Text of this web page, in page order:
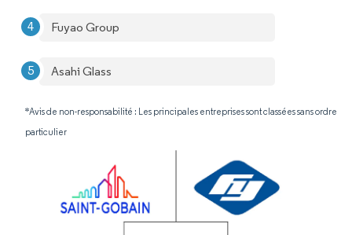
Fuyao Group
Asahi Glass
*Avis de non-responsabilité : Les principales entreprises sont classées sans ordre
particulier